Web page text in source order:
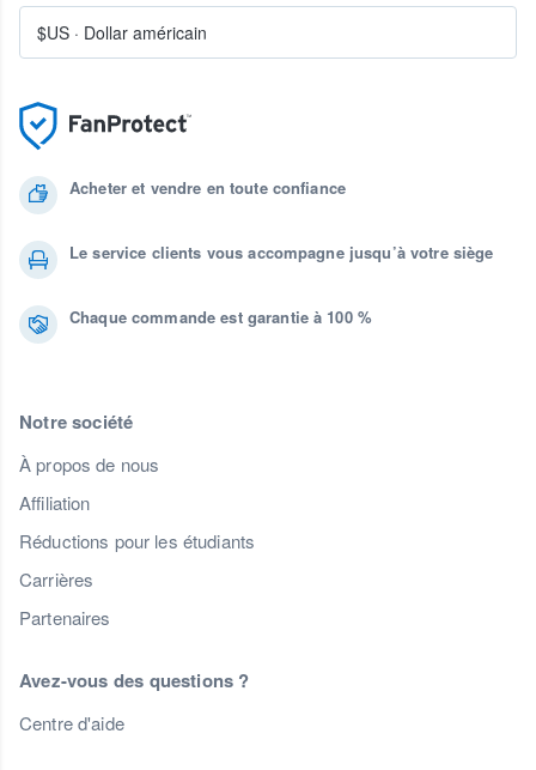
Acheter et vendre en toute confiance
Le service clients vous accompagne jusqu’à votre siège
Chaque commande est garantie à 100 %
Notre société
À propos de nous
Affiliation
Réductions pour les étudiants
Carrières
Partenaires
Avez-vous des questions ?
Centre d'aide
$US · Dollar américain